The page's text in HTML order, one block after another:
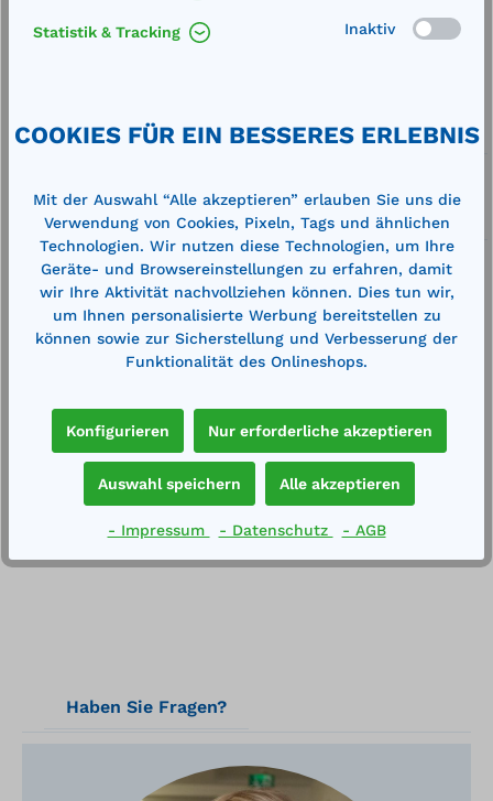
Service
Zertifizierte Qualität
Beschreibung
Saugschlauch mit Fußventil und 2"
Fassverschraubung
Technische Daten
Haben Sie Fragen?
Statistik & Tracking Inaktiv
COOKIES FÜR EIN BESSERES ERLEBNIS
Mit der Auswahl “Alle akzeptieren” erlauben Sie uns die
Verwendung von Cookies, Pixeln, Tags und ähnlichen
Technologien. Wir nutzen diese Technologien, um Ihre
Geräte- und Browsereinstellungen zu erfahren, damit
wir Ihre Aktivität nachvollziehen können. Dies tun wir,
um Ihnen personalisierte Werbung bereitstellen zu
können sowie zur Sicherstellung und Verbesserung der
Funktionalität des Onlineshops.
Konfigurieren Nur erforderliche akzeptieren
Auswahl speichern Alle akzeptieren
- Impressum - Datenschutz - AGB